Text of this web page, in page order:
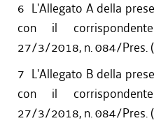
6 L'Allegato A della
con il
27/3/2018, n. 084/Pres.
7 L'Allegato B della
con il
27/3/2018, n. 084/Pres.